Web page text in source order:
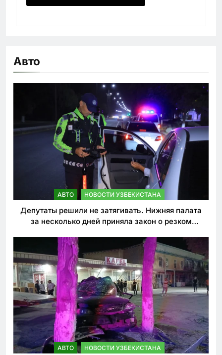
Авто
АВТО НОВОСТИ УЗБЕКИСТАНА
Депутаты решили не затягивать. Нижняя палата
за несколько дней приняла закон о резком
АВТО НОВОСТИ УЗБЕКИСТАНА